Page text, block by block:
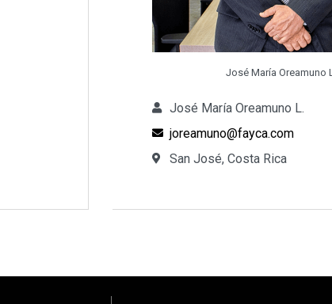
José María Oreamuno L.
José María Oreamuno L.
joreamuno@fayca.com
San José, Costa Rica